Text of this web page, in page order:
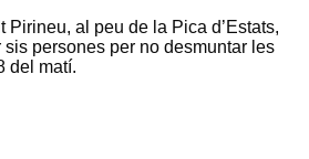
Pirineu, al peu de la Pica d’Estats,
persones per no desmuntar les
del matí.